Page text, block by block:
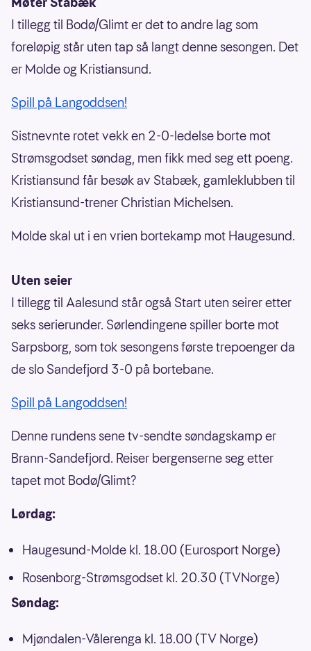
I tillegg til Bodø/Glimt er det to andre lag som
foreløpig står uten tap så langt denne sesongen. Det
er Molde og Kristiansund.
Spill på Langoddsen!
Sistnevnte rotet vekk en 2-0-ledelse borte mot
Strømsgodset søndag, men fikk med seg ett poeng.
Kristiansund får besøk av Stabæk, gamleklubben til
Kristiansund-trener Christian Michelsen.
Molde skal ut i en vrien bortekamp mot Haugesund.
Uten seier
I tillegg til Aalesund står også Start uten seirer etter
seks serierunder. Sørlendingene spiller borte mot
Sarpsborg, som tok sesongens første trepoenger da
de slo Sandefjord 3-0 på bortebane.
Spill på Langoddsen!
Denne rundens sene tv-sendte søndagskamp er
Brann-Sandefjord. Reiser bergenserne seg etter
tapet mot Bodø/Glimt?
Lørdag:
Haugesund-Molde kl. 18.00 (Eurosport Norge)
Rosenborg-Strømsgodset kl. 20.30 (TVNorge)
Søndag:
Mjøndalen-Vålerenga kl. 18.00 (TV Norge)